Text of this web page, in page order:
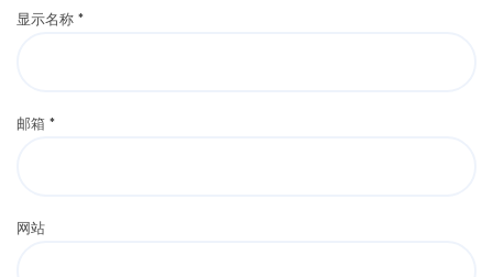
显示名称 *
邮箱 *
网站